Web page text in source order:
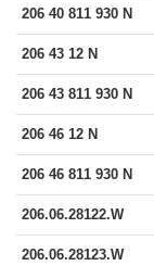
206 40 811 930 N
206 43 12 N
206 43 811 930 N
206 46 12 N
206 46 811 930 N
206.06.28122.W
206.06.28123.W